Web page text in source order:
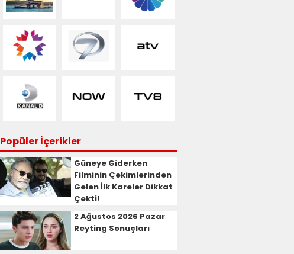
Popüler İçerikler
Güneye Giderken
Filminin Çekimlerinden
Gelen İlk Kareler Dikkat
Çekti!
2 Ağustos 2026 Pazar
Reyting Sonuçları